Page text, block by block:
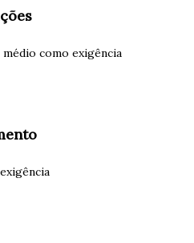
como exigência